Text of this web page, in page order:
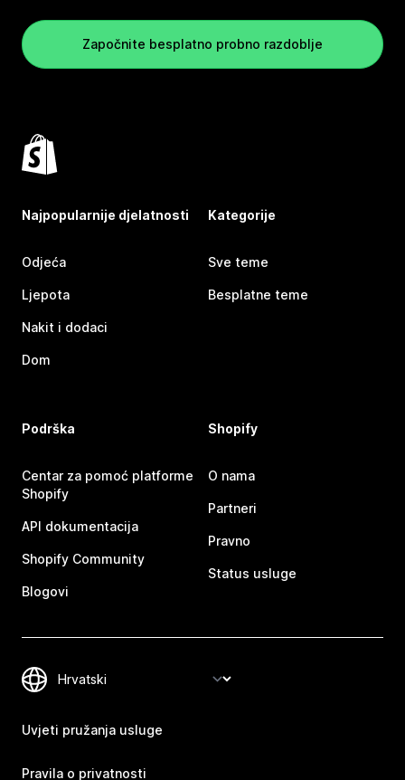
Započnite besplatno probno razdoblje
Najpopularnije djelatnosti
Odjeća
Ljepota
Nakit i dodaci
Dom
Kategorije
Sve teme
Besplatne teme
Podrška
Centar za pomoć platforme
Shopify
API dokumentacija
Shopify Community
Blogovi
Shopify
O nama
Partneri
Pravno
Status usluge
Uvjeti pružanja usluge
Pravila o privatnosti